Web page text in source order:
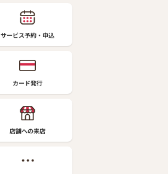
サービス予約・申込
カード発行
店舗への来店